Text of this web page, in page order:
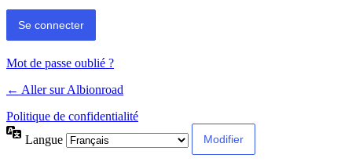
Mot de passe oublié ?
← Aller sur Albionroad
Politique de confidentialité
Langue